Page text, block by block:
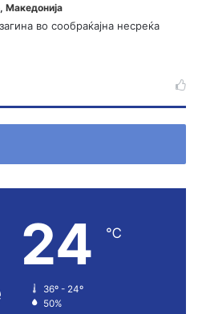
, Македонија
во сообраќајна несреќа
24 ℃
36º - 24º
50%